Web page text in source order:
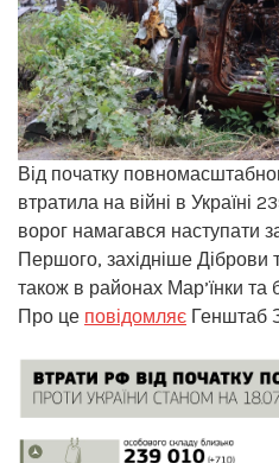
Від початку
втратила на війні в Україні
ворог намагався наступати
Першого, західніше Діброви
також в районах Мар’їнки та
Про це повідомляє Генштаб